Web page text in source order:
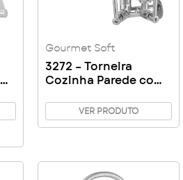
Gourmet Soft
3272 – Torneira
Cozinha Parede com
VER PRODUTO